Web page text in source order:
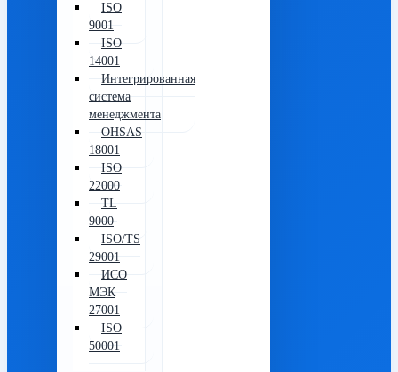
ISO
9001
ISO
14001
Интегрированная
система
менеджмента
OHSAS
18001
ISO
22000
TL
9000
ISO/TS
29001
ИСО
МЭК
27001
ISO
50001